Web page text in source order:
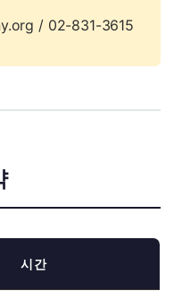
/ 02-831-3615
시간